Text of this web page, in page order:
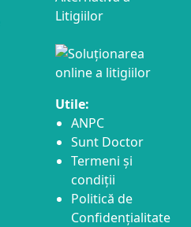
Utile:
ANPC
Sunt Doctor
Termeni și
condiții
Politică de
Confidențialitate